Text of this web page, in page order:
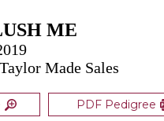
ME
Made Sales
PDF Pedigree